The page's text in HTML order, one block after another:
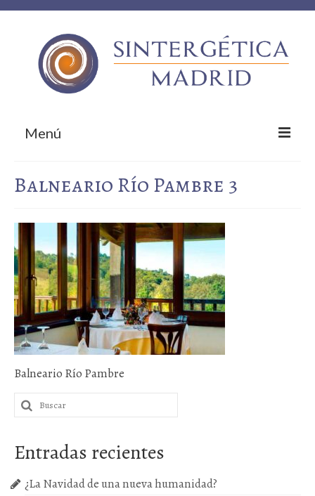
Menú
¿Qué te ofrecemos?
Empresas colaboradoras
¡Contacta!
Próximas actividades
Cursos
Balneario Río Pambre 3
Balneario Río Pambre
Buscar
por:
Entradas recientes
¿La Navidad de una nueva humanidad?